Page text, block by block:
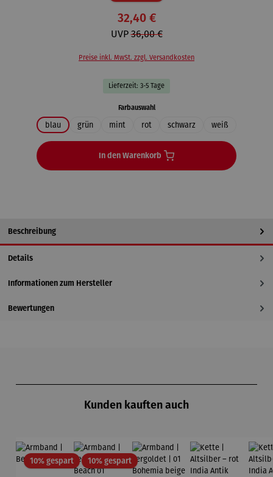
32,40 €
UVP36,00 €
Preise inkl. MwSt. zzgl. Versandkosten
Lieferzeit: 3-5 Tage
Farbauswahlauswählen
blau grün mint rot schwarz weiß
In den Warenkorb
Beschreibung
Details
Informationen zum Hersteller
Bewertungen
Kunden kauften auch
10% gespartRabatt10% gespartRabatt